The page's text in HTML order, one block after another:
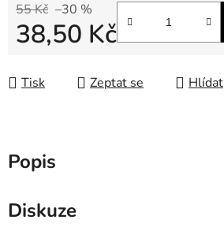
55 Kč –30 %
38,50 Kč
Tisk Zeptat se Hlídat
Popis
Diskuze